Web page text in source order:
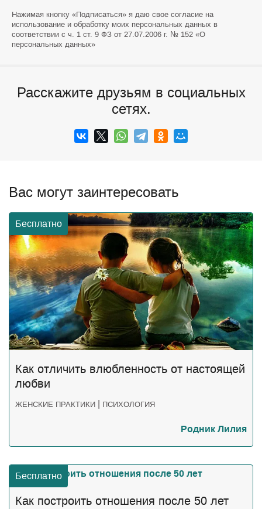
Нажимая кнопку «Подписаться» я даю свое согласие на
использование и обработку моих персональных данных в
соответствии с ч. 1 ст. 9 ФЗ от 27.07.2006 г. № 152 «О
персональных данных»
Расскажите друзьям в социальных
сетях.
Вас могут заинтересовать
Бесплатно
Как отличить влюбленность от настоящей
любви
ЖЕНСКИЕ ПРАКТИКИ | ПСИХОЛОГИЯ
Родник Лилия
Бесплатно
Как построить отношения после 50 лет